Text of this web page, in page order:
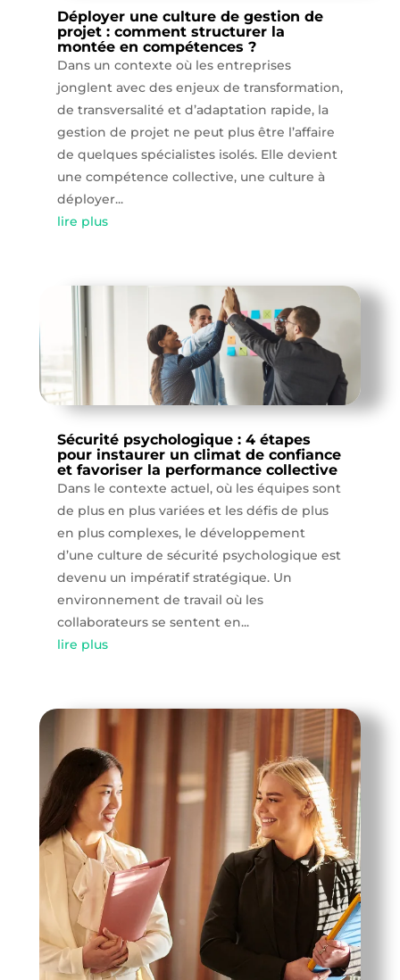
Déployer une culture de gestion de
projet : comment structurer la
montée en compétences ?
Dans un contexte où les entreprises
jonglent avec des enjeux de transformation,
de transversalité et d’adaptation rapide, la
gestion de projet ne peut plus être l’affaire
de quelques spécialistes isolés. Elle devient
une compétence collective, une culture à
déployer...
lire plus
Sécurité psychologique : 4 étapes
pour instaurer un climat de confiance
et favoriser la performance collective
Dans le contexte actuel, où les équipes sont
de plus en plus variées et les défis de plus
en plus complexes, le développement
d’une culture de sécurité psychologique est
devenu un impératif stratégique. Un
environnement de travail où les
collaborateurs se sentent en...
lire plus